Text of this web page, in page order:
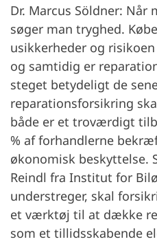
Dr. Marcus Söldner:
søger man tryghed.
usikkerheder og
og samtidig er
steget betydeligt de
reparationsforsikring
både er et troværdigt
% af forhandlerne
økonomisk beskyttelse.
Reindl fra Institut for
understreger, skal
et værktøj til at dække
som et tillidsskabende